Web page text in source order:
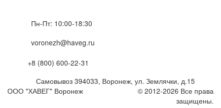
Пн-Пт: 10:00-18:30
voronezh@haveg.ru
+8 (800) 600-22-31
Самовывоз 394033, Воронеж, ул. Землячки, д.15
ООО "ХАВЕГ" Воронеж
© 2012-2026 Все права
защищены.